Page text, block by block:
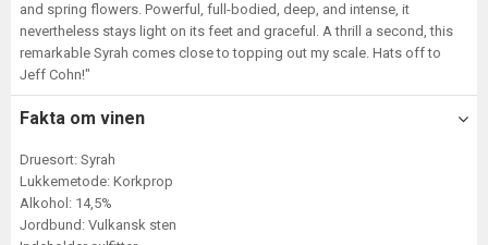
and spring flowers. Powerful, full-bodied, deep, and intense, it
nevertheless stays light on its feet and graceful. A thrill a second, this
remarkable Syrah comes close to topping out my scale. Hats off to
Jeff Cohn!"
Fakta om vinen
Druesort: Syrah
Lukkemetode: Korkprop
Alkohol: 14,5%
Jordbund: Vulkansk sten